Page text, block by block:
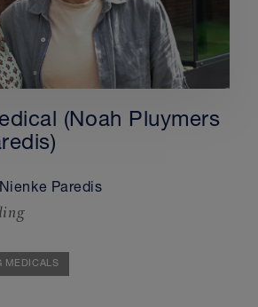
(Noah Pluymers
Paredis
MEDICALS